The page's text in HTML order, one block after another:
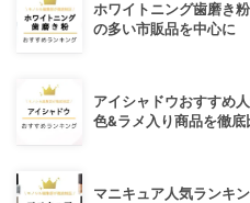
ホワイトニング歯磨き
の多い市販品を中心に
アイシャドウおすすめ
色&ラメ入り商品を徹底
マニキュア人気ランキ